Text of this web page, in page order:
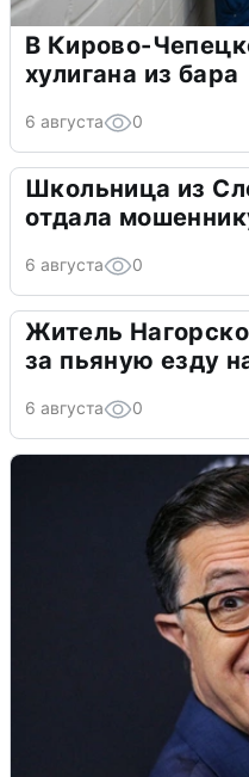
В Кирово-
хулигана из бара
6 августа 0
Школьница из
отдала
6 августа 0
Житель
за пьяную езду
6 августа 0